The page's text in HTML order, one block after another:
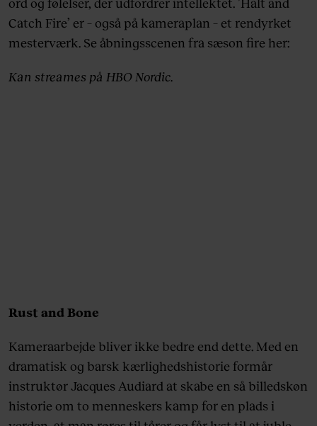
Catch Fire’ er – også på kameraplan – et rendyrket
mesterværk. Se åbningsscenen fra sæson fire her:
Kan streames på HBO Nordic.
Rust and Bone
Kameraarbejde bliver ikke bedre end dette. Med en
dramatisk og barsk kærlighedshistorie formår
instruktør Jacques Audiard at skabe en så billedskøn
historie om to menneskers kamp for en plads i